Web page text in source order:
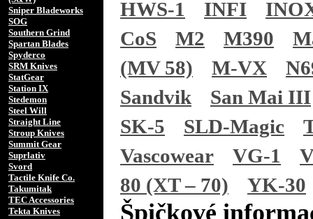
Sniper Bladeworks
SOG
Southern Grind
Spartan Blades
Spyderco
SRM Knives
StatGear
Station IX
Stedemon
Steel Will
Straight Line
Stroup Knives
Summit Gear
Suprlativ
Svord
Tactile Knife Co.
Takumitak
TEC Accessories
Tekta Knives
HWS-1
INFI
CoS
M2 M390
(MV 58)
M-VX
Sandvik
San Mai III
SK-5
SLD-Magic
Vascowear
VG-1
80 (XT – 70)
YK-30
Špičkové